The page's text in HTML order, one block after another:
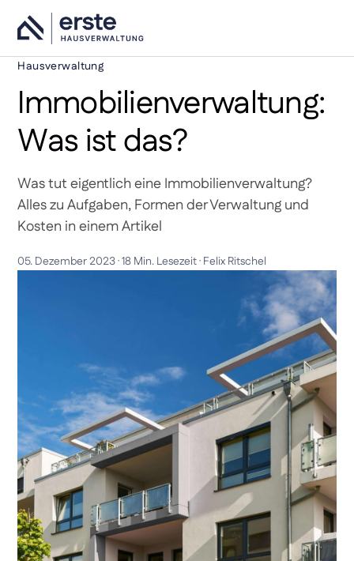
Hausverwaltung
Immobilienverwaltung:
Was ist das?
Was tut eigentlich eine Immobilienverwaltung?
Alles zu Aufgaben, Formen der Verwaltung und
Kosten in einem Artikel
05. Dezember 2023·18 Min. Lesezeit· Felix Ritschel